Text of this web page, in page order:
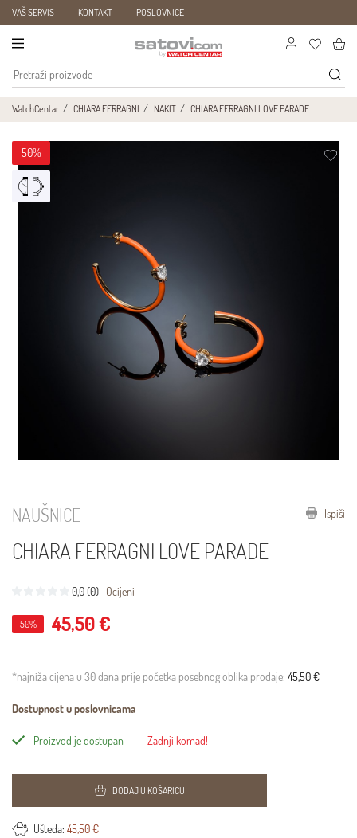
VAŠ SERVIS KONTAKT POSLOVNICE
WatchCentar CHIARA FERRAGNI NAKIT CHIARA FERRAGNI LOVE PARADE
50%
Ispiši
NAUŠNICE
CHIARA FERRAGNI LOVE PARADE
0,0 (0) Ocijeni
50% 45,50 €
*najniža cijena u 30 dana prije početka posebnog oblika prodaje: 45,50 €
Dostupnost u poslovnicama
Proizvod je dostupan Zadnji komad!
DODAJ U KOŠARICU
Ušteda: 45,50 €